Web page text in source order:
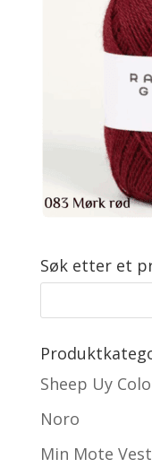
Søk etter et
Sheep Uy
Noro
Min Mote Vest